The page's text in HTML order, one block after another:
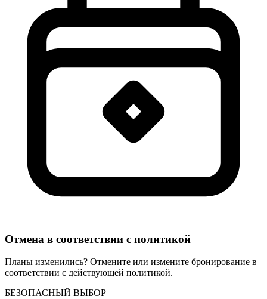
Отмена в соответствии с политикой
Планы изменились? Отмените или измените бронирование в
соответствии с действующей политикой.
БЕЗОПАСНЫЙ ВЫБОР